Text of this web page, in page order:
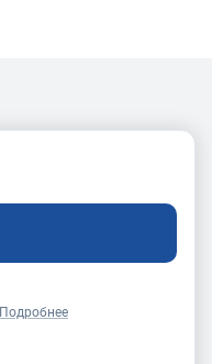
Подробнее